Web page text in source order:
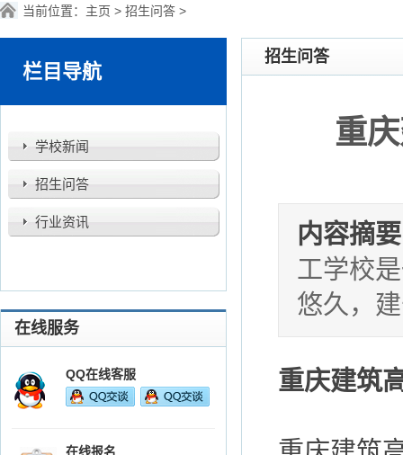
当前位置： 主页 > 招生问答 >
栏目导航
学校新闻
招生问答
行业资讯
在线服务
QQ在线客服
在线报名
招生问答
重
内容摘要
工学校
悠久，
重庆建筑